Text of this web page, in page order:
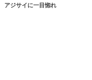
アジサイに一目惚れ